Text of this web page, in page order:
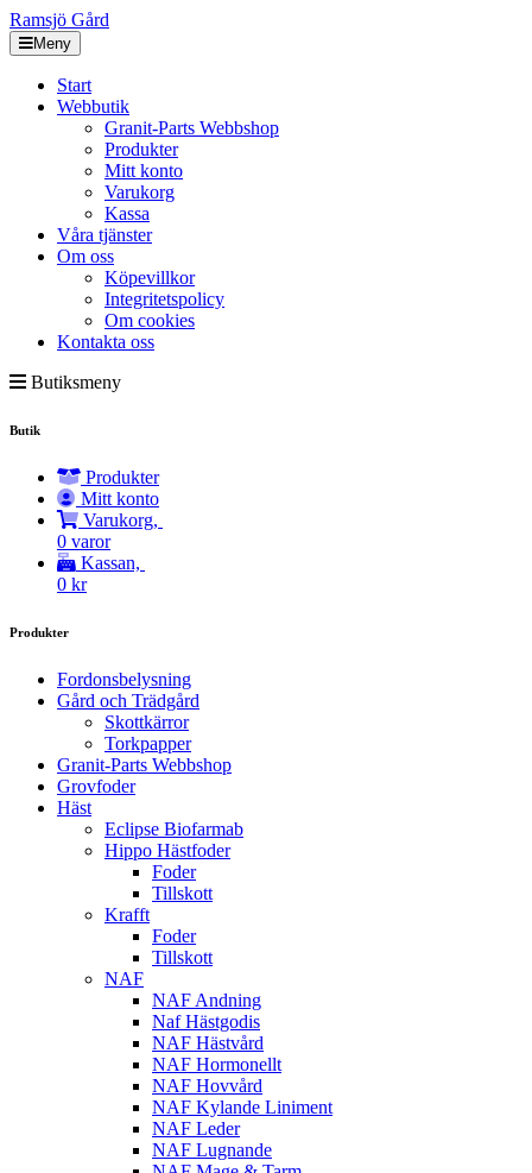
Ramsjö Gård
Meny
Start
Webbutik
Granit-Parts Webbshop
Produkter
Mitt konto
Varukorg
Kassa
Våra tjänster
Om oss
Köpevillkor
Integritetspolicy
Om cookies
Kontakta oss
Butiksmeny
Butik
Produkter
Mitt konto
Varukorg,
0 varor
Kassan,
0 kr
Produkter
Fordonsbelysning
Gård och Trädgård
Skottkärror
Torkpapper
Granit-Parts Webbshop
Grovfoder
Häst
Eclipse Biofarmab
Hippo Hästfoder
Foder
Tillskott
Krafft
Foder
Tillskott
NAF
NAF Andning
Naf Hästgodis
NAF Hästvård
NAF Hormonellt
NAF Hovvård
NAF Kylande Liniment
NAF Leder
NAF Lugnande